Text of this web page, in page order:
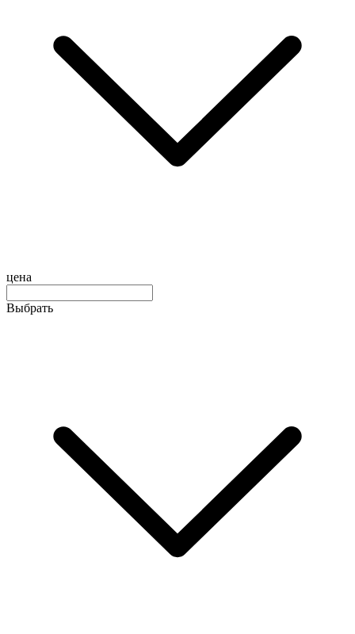
цена
Выбрать